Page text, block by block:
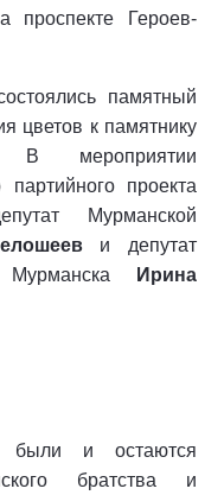
проспекте Героев-
памятный
цветов к памятнику
В мероприятии
проекта
Мурманской
и депутат
Мурманска
Ирина
были и остаются
братства и